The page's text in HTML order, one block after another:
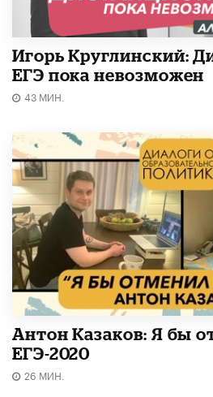
Игорь Круглинский:
ЕГЭ пока невозможен
43 МИН.
Антон Казаков: Я бы
ЕГЭ-2020
26 МИН.